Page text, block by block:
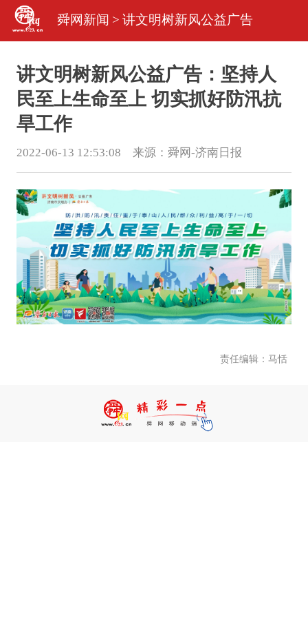
舜网新闻 > 讲文明树新风公益广告
讲文明树新风公益广告：坚持人
民至上生命至上 切实抓好防汛抗
旱工作
2022-06-13 12:53:08 来源： 舜网-济南日报
责任编辑：马恬